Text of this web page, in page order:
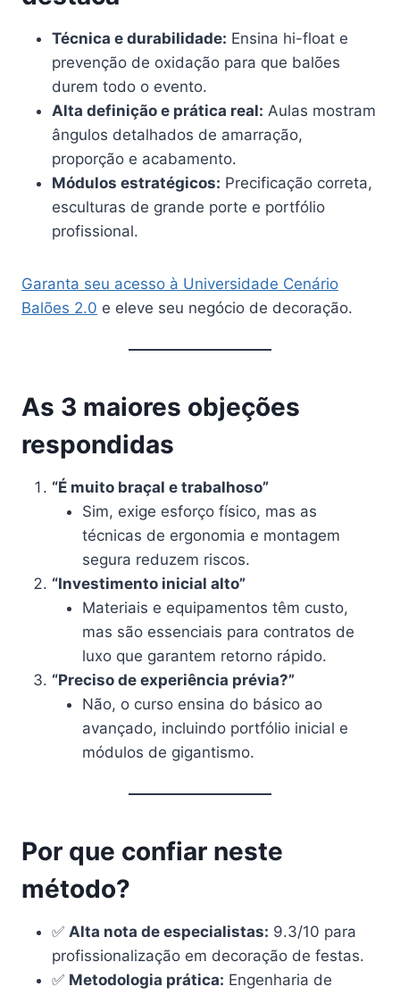
Técnica e durabilidade: Ensina hi-float e
prevenção de oxidação para que balões
durem todo o evento.
Alta definição e prática real: Aulas mostram
ângulos detalhados de amarração,
proporção e acabamento.
Módulos estratégicos: Precificação correta,
esculturas de grande porte e portfólio
profissional.
Garanta seu acesso à Universidade Cenário
Balões 2.0 e eleve seu negócio de decoração.
As 3 maiores objeções
respondidas
“É muito braçal e trabalhoso”
Sim, exige esforço físico, mas as
técnicas de ergonomia e montagem
segura reduzem riscos.
“Investimento inicial alto”
Materiais e equipamentos têm custo,
mas são essenciais para contratos de
luxo que garantem retorno rápido.
“Preciso de experiência prévia?”
Não, o curso ensina do básico ao
avançado, incluindo portfólio inicial e
módulos de gigantismo.
Por que confiar neste
método?
✅ Alta nota de especialistas: 9.3/10 para
profissionalização em decoração de festas.
✅ Metodologia prática: Engenharia de